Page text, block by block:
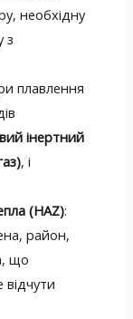
необхідну
з
плавлення
інертний
, і
(HAZ):
район,
що